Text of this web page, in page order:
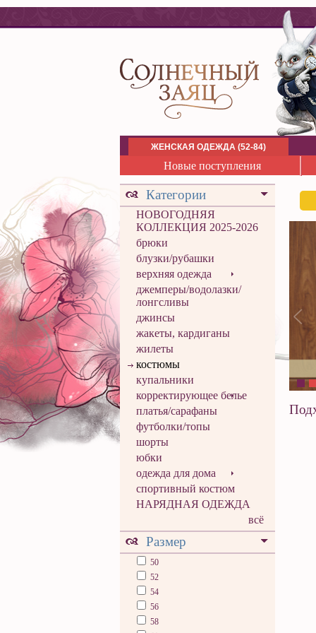
ЖЕНСКАЯ ОДЕЖДА (52-84)
Новые поступления
Категории
НОВОГОДНЯЯ
КОЛЛЕКЦИЯ 2025-2026
брюки
блузки/рубашки
верхняя одежда
джемперы/водолазки/
лонгсливы
джинсы
жакеты, кардиганы
жилеты
костюмы
купальники
корректирующее белье
платья/сарафаны
футболки/топы
шорты
юбки
одежда для дома
спортивный костюм
НАРЯДНАЯ ОДЕЖДА
всё
Размер
50
52
54
56
58